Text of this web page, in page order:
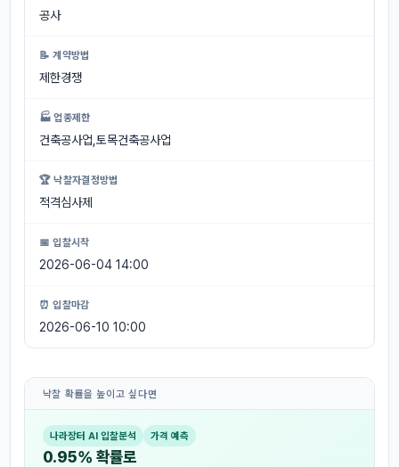
공사
📝 계약방법
제한경쟁
🏭 업종제한
건축공사업,토목건축공사업
🏆 낙찰자결정방법
적격심사제
📅 입찰시작
2026-06-04 14:00
⏰ 입찰마감
2026-06-10 10:00
낙찰 확률을 높이고 싶다면
나라장터 AI 입찰분석 가격 예측
0.95% 확률로